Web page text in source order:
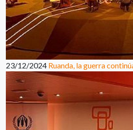
23/12/2024 Ruanda, la guerra